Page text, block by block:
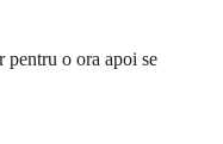
pentru o ora apoi se